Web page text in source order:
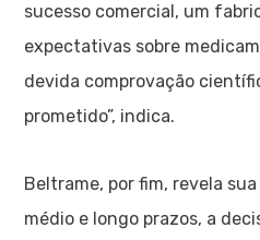
sucesso comercial, um
expectativas sobre
devida comprovação
prometido”, indica.
Beltrame, por fim, revela
médio e longo prazos, a